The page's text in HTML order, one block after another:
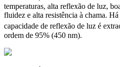
temperaturas, alta reflexão de luz,
fluidez e alta resistência à chama.
capacidade de reflexão de luz é
ordem de 95% (450 nm).